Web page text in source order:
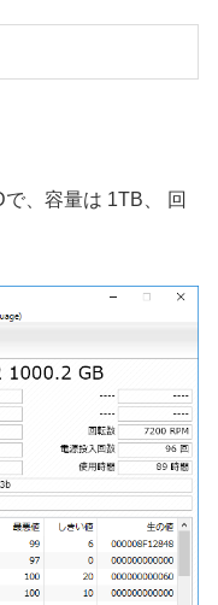
、容量は 1TB、 回